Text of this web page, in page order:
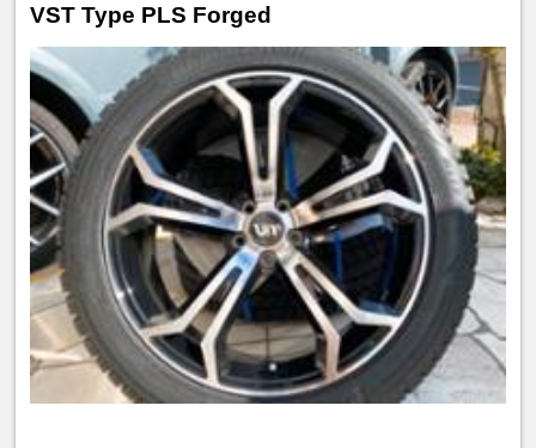
VST Type PLS Forged